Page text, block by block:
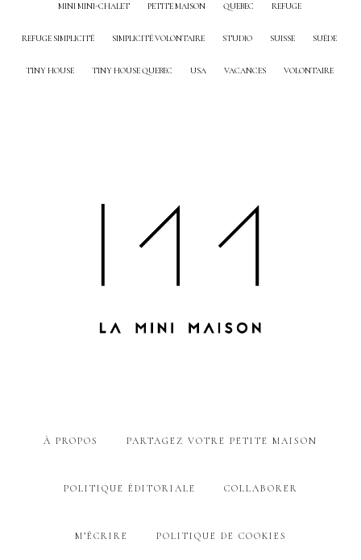
MINI MINI-CHALET PETITE MAISON QUEBEC REFUGE
REFUGE SIMPLICITÉ SIMPLICITÉ VOLONTAIRE STUDIO SUISSE SUÈDE
TINY HOUSE TINY HOUSE QUEBEC USA VACANCES VOLONTAIRE
À PROPOS PARTAGEZ VOTRE PETITE MAISON
POLITIQUE ÉDITORIALE COLLABORER
M’ÉCRIRE POLITIQUE DE COOKIES